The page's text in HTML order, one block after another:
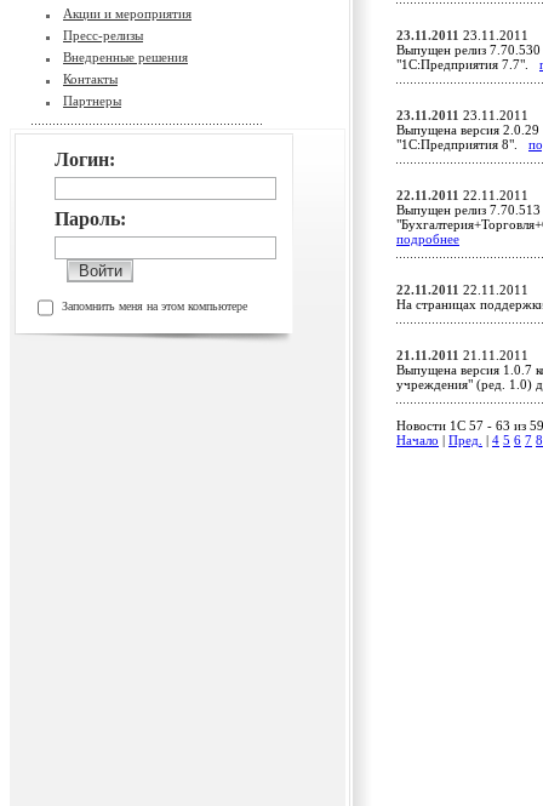
Акции и мероприятия
Пресс-релизы
Внедренные решения
Контакты
Партнеры
Логин:
Пароль:
Запомнить меня на этом компьютере
23.11.2011 23.11.2011
Выпущен релиз 7.70.530
"1С:Предприятия 7.7".
23.11.2011 23.11.2011
Выпущена версия 2.0.29
"1С:Предприятия 8".
22.11.2011 22.11.2011
Выпущен релиз
подробнее
22.11.2011 22.11.2011
На страницах
21.11.2011 21.11.2011
Выпущена версия 1.0.7
учреждения" (ред. 1.0)
Новости 1C 57 - 63 из
Начало
Пред. 4 5 6 7 8